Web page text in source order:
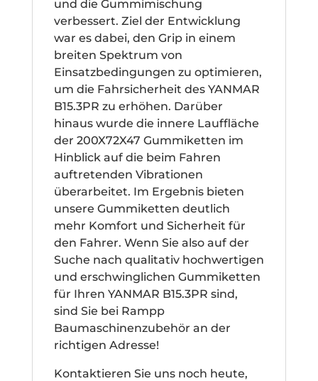
und die Gummimischung
verbessert. Ziel der Entwicklung
war es dabei, den Grip in einem
breiten Spektrum von
Einsatzbedingungen zu optimieren,
um die Fahrsicherheit des YANMAR
B15.3PR zu erhöhen. Darüber
hinaus wurde die innere Lauffläche
der 200X72X47 Gummiketten im
Hinblick auf die beim Fahren
auftretenden Vibrationen
überarbeitet. Im Ergebnis bieten
unsere Gummiketten deutlich
mehr Komfort und Sicherheit für
den Fahrer. Wenn Sie also auf der
Suche nach qualitativ hochwertigen
und erschwinglichen Gummiketten
für Ihren YANMAR B15.3PR sind,
sind Sie bei Rampp
Baumaschinenzubehör an der
richtigen Adresse!
Kontaktieren Sie uns noch heute,